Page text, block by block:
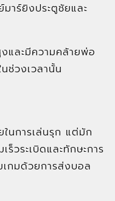
าร์ยิงประตูชัยและ
และมีความคล้ายพ่อ
ช่วงเวลานั้น
นการเล่นรุก แต่มัก
วระเบิดและทักษะการ
กมด้วยการส่งบอล